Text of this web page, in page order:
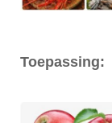
Toepassing: